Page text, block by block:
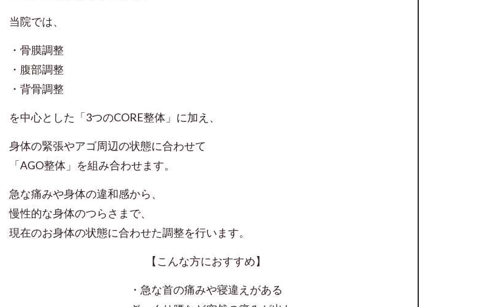
当院では、
・骨膜調整
・腹部調整
・背骨調整
を中心とした「3つのCORE整体」に加え、
身体の緊張やアゴ周辺の状態に合わせて
「AGO整体」を組み合わせます。
急な痛みや身体の違和感から、
慢性的な身体のつらさまで、
現在のお身体の状態に合わせた調整を行います。
【こんな方におすすめ】
・急な首の痛みや寝違えがある